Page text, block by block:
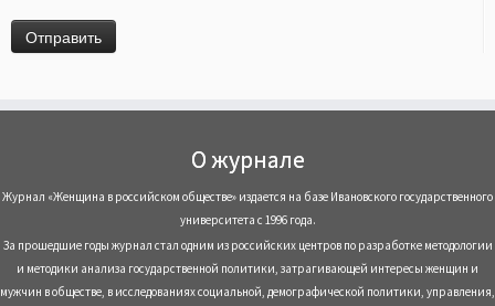
О журнале
Журнал «Женщина в российском обществе» издается на базе Ивановского государственного
университета с 1996 года.
За прошедшие годы журнал стал одним из российских центров по разработке методологии
и методики анализа государственной политики, затрагивающей интересы женщин и
мужчин в обществе, в исследованиях социальной, демографической политики, управления,